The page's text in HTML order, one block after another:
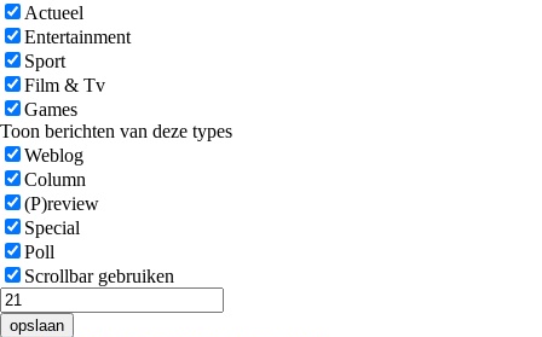
Actueel
Entertainment
Sport
Film & Tv
Games
Toon berichten van deze types
Weblog
Column
(P)review
Special
Poll
Scrollbar gebruiken
opslaan